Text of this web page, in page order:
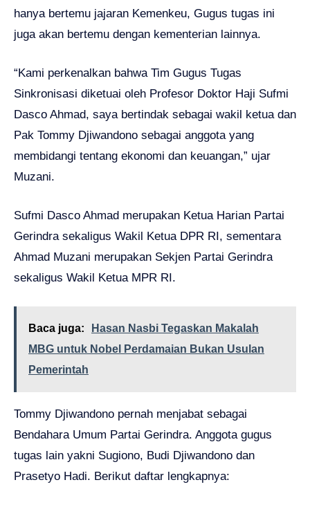
hanya bertemu jajaran Kemenkeu, Gugus tugas ini
juga akan bertemu dengan kementerian lainnya.
“Kami perkenalkan bahwa Tim Gugus Tugas
Sinkronisasi diketuai oleh Profesor Doktor Haji Sufmi
Dasco Ahmad, saya bertindak sebagai wakil ketua dan
Pak Tommy Djiwandono sebagai anggota yang
membidangi tentang ekonomi dan keuangan,” ujar
Muzani.
Sufmi Dasco Ahmad merupakan Ketua Harian Partai
Gerindra sekaligus Wakil Ketua DPR RI, sementara
Ahmad Muzani merupakan Sekjen Partai Gerindra
sekaligus Wakil Ketua MPR RI.
Baca juga:
Hasan Nasbi Tegaskan Makalah
MBG untuk Nobel Perdamaian Bukan Usulan
Pemerintah
Tommy Djiwandono pernah menjabat sebagai
Bendahara Umum Partai Gerindra. Anggota gugus
tugas lain yakni Sugiono, Budi Djiwandono dan
Prasetyo Hadi. Berikut daftar lengkapnya: